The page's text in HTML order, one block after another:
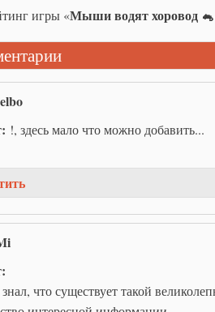
игры «Мыши водят хоровод
!, здесь мало что можно добавить...
что существует такой